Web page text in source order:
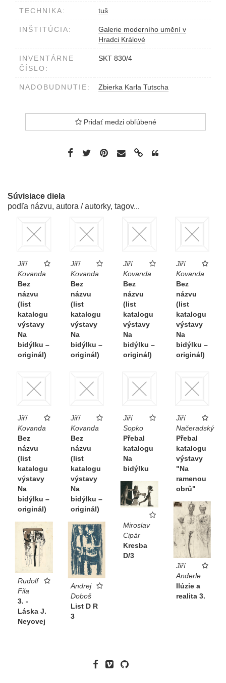
TECHNIKA: tuš
INŠTITÚCIA:
Galerie moderního umění v
Hradci Králové
INVENTÁRNE
ČÍSLO:
SKT 830/4
NADOBUDNUTIE: Zbierka Karla Tutscha
Pridať medzi obľúbené
Súvisiace diela
podľa názvu, autora / autorky, tagov...
Jiří
Kovanda
Bez
názvu
(list
katalogu
výstavy
Na
bidýlku –
originál)
Jiří
Kovanda
Bez
názvu
(list
katalogu
výstavy
Na
bidýlku –
originál)
Jiří
Kovanda
Bez
názvu
(list
katalogu
výstavy
Na
bidýlku –
originál)
Jiří
Kovanda
Bez
názvu
(list
katalogu
výstavy
Na
bidýlku –
originál)
Jiří
Kovanda
Bez
názvu
(list
katalogu
výstavy
Na
bidýlku –
originál)
Jiří
Kovanda
Bez
názvu
(list
katalogu
výstavy
Na
bidýlku –
originál)
Jiří
Sopko
Přebal
katalogu
Na
bidýlku
Jiří
Načeradský
Přebal
katalogu
výstavy
"Na
ramenou
obrů"
Miroslav
Cipár
Kresba
D/3
Jiří
Anderle
Ilúzie a
realita 3.
Rudolf
Fila
3. -
Láska J.
Neyovej
Andrej
Doboš
List D R
3